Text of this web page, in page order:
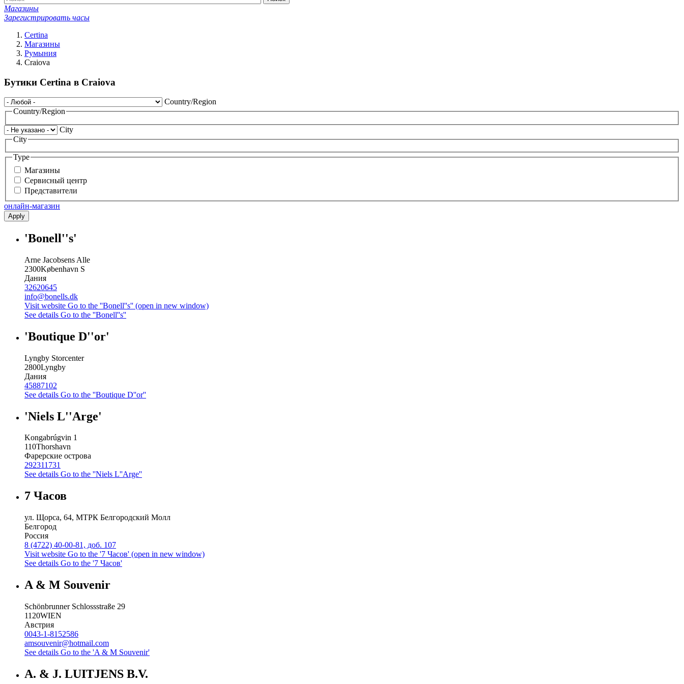
Магазины
Зарегистрировать часы
Certina
Магазины
Румыния
Craiova
Бутики Certina в Craiova
Country/Region
Country/Region
City
City
Type
Магазины
Сервисный центр
Представители
онлайн-магазин
Apply
'Bonell''s'
Arne Jacobsens Alle
2300København S
Дания
32620645
info@bonells.dk
Visit website Go to the ''Bonell''s'' (open in new window)
See details Go to the ''Bonell''s''
'Boutique D''or'
Lyngby Storcenter
2800Lyngby
Дания
45887102
See details Go to the ''Boutique D''or''
'Niels L''Arge'
Kongabrúgvin 1
110Thorshavn
Фарерские острова
292311731
See details Go to the ''Niels L''Arge''
7 Часов
ул. Щорса, 64, МТРК Белгородский Молл
Белгород
Россия
8 (4722) 40-00-81, доб. 107
Visit website Go to the '7 Часов' (open in new window)
See details Go to the '7 Часов'
A & M Souvenir
Schönbrunner Schlossstraße 29
1120WIEN
Австрия
0043-1-8152586
amsouvenir@hotmail.com
See details Go to the 'A & M Souvenir'
A. & J. LUITJENS B.V.